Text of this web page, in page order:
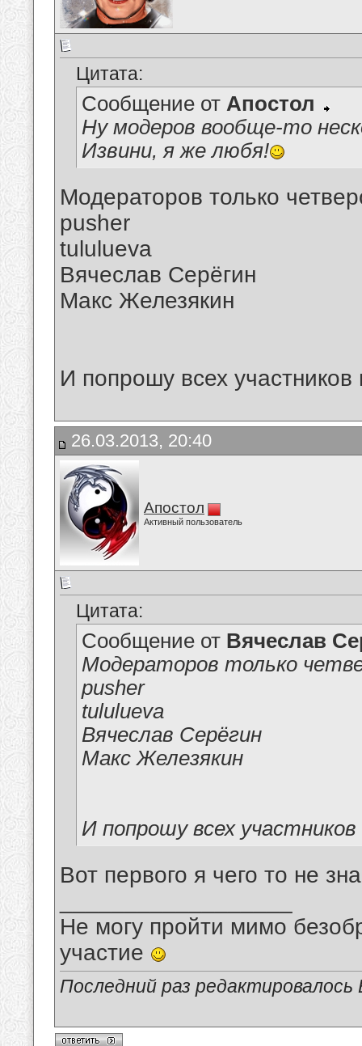
Цитата:
Сообщение от Апостол
Ну модеров вообще-то
Извини, я же любя!
Модераторов только
pusher
tululueva
Вячеслав Серёгин
Макс Железякин
И попрошу всех
26.03.2013, 20:40
Апостол
Активный пользователь
Цитата:
Сообщение от Вячеслав
Модераторов только
pusher
tululueva
Вячеслав Серёгин
Макс Железякин
И попрошу всех
Вот первого я чего то не
Не могу пройти мимо
участие
Последний раз